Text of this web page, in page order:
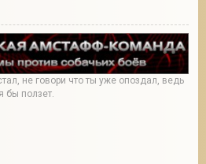
не говори что ты уже опоздал, ведь
бы ползет.